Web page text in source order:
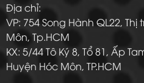
Địa chỉ:
VP: 754 Song Hành QL22,
Môn, Tp.HCM
KX: 5/44 Tô Ký 8, Tổ 81, Ấp
Huyện Hóc Môn, TP.HCM